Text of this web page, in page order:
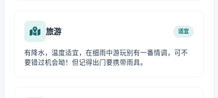
旅游 适宜
有降水，温度适宜，在细雨中游玩别有一番情调，可不
要错过机会呦！但记得出门要携带雨具。